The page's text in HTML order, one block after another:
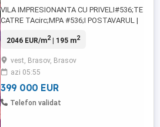
VILA IMPRESIONANTA CU PRIVELI#536;TE
CATRE TAcirc;MPA #536;I POSTAVARUL |
o zona deosebit de linistita, unde natura
vila impunatoare iti ofera spatiu, confort si
eleganta. Cu 5 camere + si leaving open
space cu bucataria ...
2046 EUR/m2| 195 m2
vest, Brasov, Brasov
azi 05:55
399 000 EUR
Telefon validat